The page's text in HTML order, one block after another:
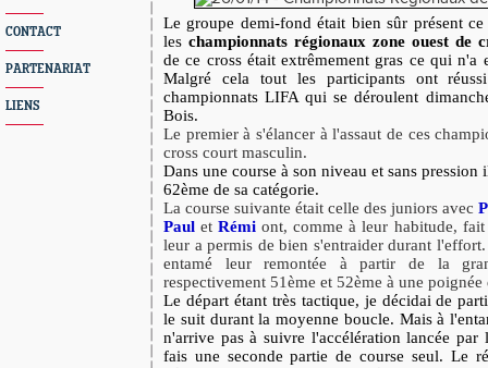
CONTACT
PARTENARIAT
LIENS
Le groupe demi-fond était bien sûr présent
les championnats régionaux zone ouest de
de ce cross était extrêmement gras ce qui n'a
Malgré cela tout les participants ont
championnats LIFA qui se déroulent
Bois.
Le premier à s'élancer à l'assaut de ces
cross court masculin.
Dans une course à son niveau et sans
62ème de sa catégorie.
La course suivante était celle des juniors avec
PauletRémi ont, comme à leur habitude,
leur a permis de bien s'entraider durant
entamé leur remontée à partir de la
respectivement 51ème et 52ème à une
Le départ étant très tactique, je décidai de
le suit durant la moyenne boucle. Mais à
n'arrive pas à suivre l'accélération lancée
fais une seconde partie de course seul. Le